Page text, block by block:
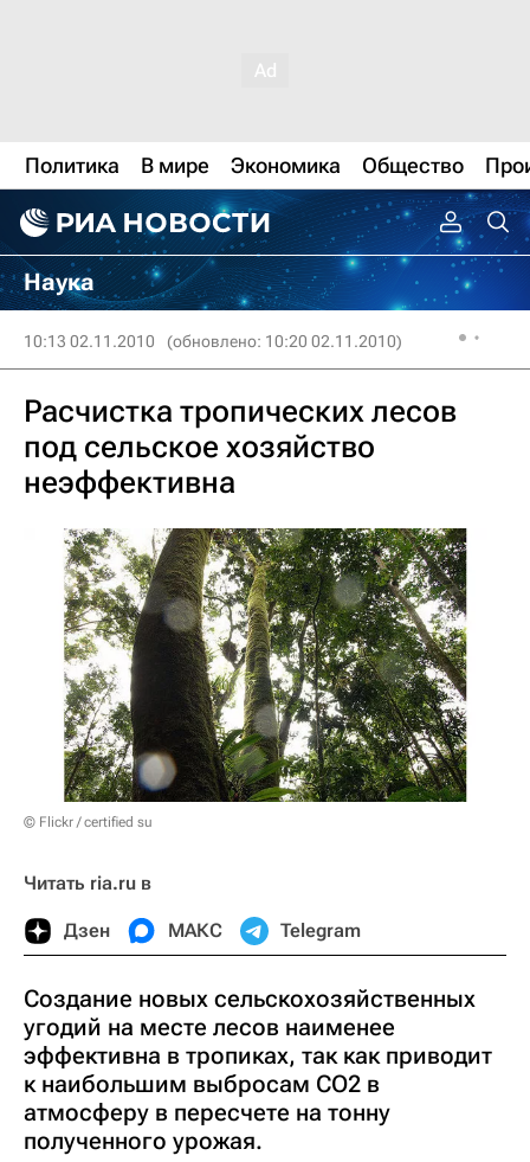
Политика В мире Экономика Общество
Наука
10:13 02.11.2010 (обновлено: 10:20 02.11.2010)
Расчистка тропических лесов
под сельское хозяйство
неэффективна
© Flickr / certified su
Читать ria.ru в
Дзен МАКС Telegram
Cоздание новых сельскохозяйственных
угодий на месте лесов наименее
эффективна в тропиках, так как приводит
к наибольшим выбросам СО2 в
атмосферу в пересчете на тонну
полученного урожая.